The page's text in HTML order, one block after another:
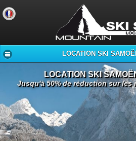
LOCATION SKI
LOCATION SKI
Jusqu'à 50% de réduction sur les